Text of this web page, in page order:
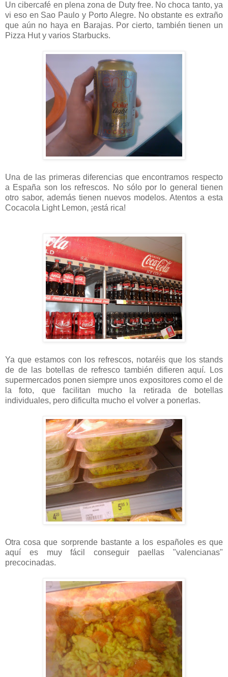
Un cibercafé en plena zona de Duty free. No choca tanto, ya
vi eso en Sao Paulo y Porto Alegre. No obstante es extraño
que aún no haya en Barajas. Por cierto, también tienen un
Pizza Hut y varios Starbucks.
Una de las primeras diferencias que encontramos respecto
a España son los refrescos. No sólo por lo general tienen
otro sabor, además tienen nuevos modelos. Atentos a esta
Cocacola Light Lemon, ¡está rica!
Ya que estamos con los refrescos, notaréis que los stands
de de las botellas de refresco también difieren aquí. Los
supermercados ponen siempre unos expositores como el de
la foto, que facilitan mucho la retirada de botellas
individuales, pero dificulta mucho el volver a ponerlas.
Otra cosa que sorprende bastante a los españoles es que
aquí es muy fácil conseguir paellas "valencianas"
precocinadas.